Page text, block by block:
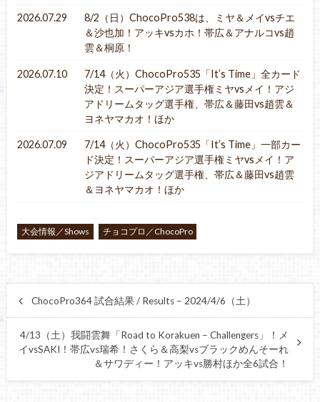
2026.07.29
8/2（日）ChocoPro538は、ミヤ＆メイvsチエ
＆沙也加！アッキvsカホ！帯広＆アナルコvs趙
雲＆桐原！
2026.07.10
7/14（火）ChocoPro535「It’s Time」全カード
決定！スーパーアジア選手権ミヤvsメイ！アジ
アドリームタッグ選手権、帯広＆藤田vs趙雲＆
ヨネヤマカオ！ほか
2026.07.09
7/14（火）ChocoPro535「It’s Time」一部カー
ド決定！スーパーアジア選手権ミヤvsメイ！ア
ジアドリームタッグ選手権、帯広＆藤田vs趙雲
＆ヨネヤマカオ！ほか
大会情報／Shows チョコプロ／ChocoPro
ChocoPro364 試合結果 / Results – 2024/4/6（土）
4/13（土）我闘雲舞「Road to Korakuen – Challengers」！メ
イvsSAKI！帯広vs瑞希！さくら＆高梨vsブラックめんそーれ
＆サワディー！アッキvs勝村ほか全6試合！